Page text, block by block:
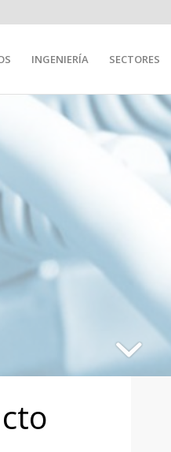
INGENIERÍA SECTORES
EN